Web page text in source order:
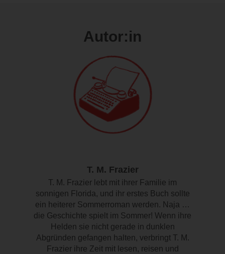
Autor:in
T. M. Frazier
T. M. Frazier lebt mit ihrer Familie im
sonnigen Florida, und ihr erstes Buch sollte
ein heiterer Sommerroman werden. Naja …
die Geschichte spielt im Sommer! Wenn ihre
Helden sie nicht gerade in dunklen
Abgründen gefangen halten, verbringt T. M.
Frazier ihre Zeit mit lesen, reisen und